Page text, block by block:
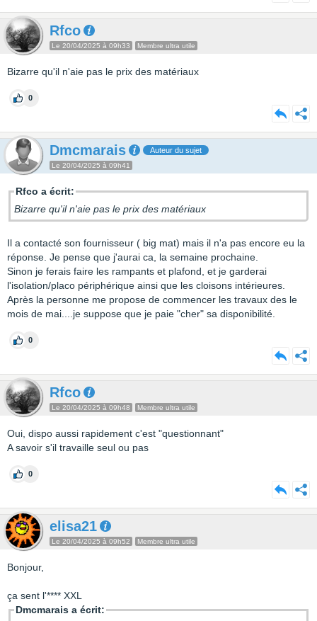
Rfco
Le 20/04/2025 à 09h33 Membre ultra utile
Bizarre qu'il n'aie pas le prix des matériaux
0
Dmcmarais Auteur du sujet
Le 20/04/2025 à 09h41
Rfco a écrit:
Bizarre qu'il n'aie pas le prix des matériaux
Il a contacté son fournisseur ( big mat) mais il n'a pas encore eu la
réponse. Je pense que j'aurai ca, la semaine prochaine.
Sinon je ferais faire les rampants et plafond, et je garderai
l'isolation/placo périphérique ainsi que les cloisons intérieures.
Après la personne me propose de commencer les travaux des le
mois de mai....je suppose que je paie "cher" sa disponibilité.
0
Rfco
Le 20/04/2025 à 09h48 Membre ultra utile
Oui, dispo aussi rapidement c'est "questionnant"
A savoir s'il travaille seul ou pas
0
elisa21
Le 20/04/2025 à 09h52 Membre ultra utile
Bonjour,
ça sent l'**** XXL
Dmcmarais a écrit: